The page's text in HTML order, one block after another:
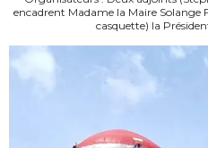
encadrent Madame la Maire Solange
casquette) la